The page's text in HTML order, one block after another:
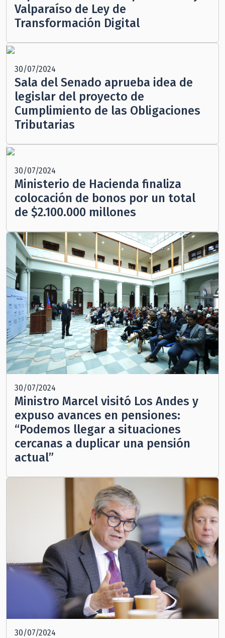
Valparaíso de Ley de
Transformación Digital
30/07/2024
Sala del Senado aprueba idea de
legislar del proyecto de
Cumplimiento de las Obligaciones
Tributarias
30/07/2024
Ministerio de Hacienda finaliza
colocación de bonos por un total
de $2.100.000 millones
30/07/2024
Ministro Marcel visitó Los Andes y
expuso avances en pensiones:
“Podemos llegar a situaciones
cercanas a duplicar una pensión
actual”
30/07/2024